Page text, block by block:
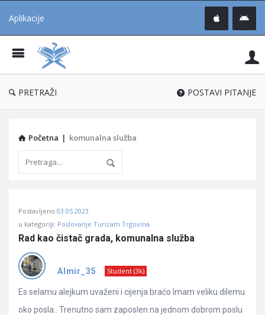
Aplikacije
®
PRETRAŽI POSTAVI PITANJE
Početna | komunalna služba
Učene
Latest
Pitanja
Postavljeno 03.05.2023
u kategoriji: Poslovanje Turizam Trgovina
Rad kao čistač grada, komunalna služba
Almir_35 Student (3k)
Es selamu alejkum uvaženi i cijenja braćo Imam veliku dilemu
oko posla.. Trenutno sam zaposlen na jednom dobrom poslu